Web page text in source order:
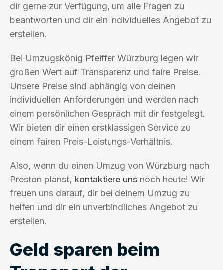
dir gerne zur Verfügung, um alle Fragen zu
beantworten und dir ein individuelles Angebot zu
erstellen.
Bei Umzugskönig Pfeiffer Würzburg legen wir
großen Wert auf Transparenz und faire Preise.
Unsere Preise sind abhängig von deinen
individuellen Anforderungen und werden nach
einem persönlichen Gespräch mit dir festgelegt.
Wir bieten dir einen erstklassigen Service zu
einem fairen Preis-Leistungs-Verhältnis.
Also, wenn du einen Umzug von Würzburg nach
Preston planst, kontaktiere uns noch heute! Wir
freuen uns darauf, dir bei deinem Umzug zu
helfen und dir ein unverbindliches Angebot zu
erstellen.
Geld sparen beim